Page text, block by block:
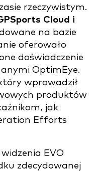
rzeczywistym.
Cloud i
na bazie
oferowało
doświadczenie
OptimEye.
wprowadził
produktów
jak
Efforts
EVO
zdecydowanej